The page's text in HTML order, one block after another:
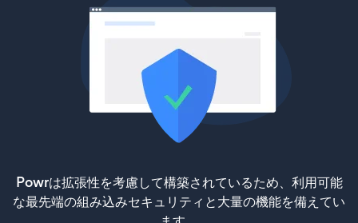
Powrは拡張性を考慮して構築されているため、利用可能
な最先端の組み込みセキュリティと大量の機能を備えてい